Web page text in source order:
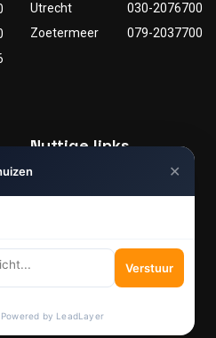
Utrecht
030-2076700
Zoetermeer
079-2037700
Nuttige links
Tarieven
✕
Verstuur
Powered by LeadLayer